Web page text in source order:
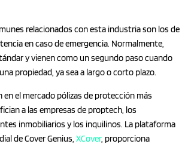
relacionados con esta industria son los de
en caso de emergencia. Normalmente,
y vienen como un segundo paso cuando
propiedad, ya sea a largo o corto plazo.
en el mercado pólizas de protección más
a las empresas de proptech, los
inmobiliarios y los inquilinos. La plataforma
de Cover Genius, XCover, proporciona